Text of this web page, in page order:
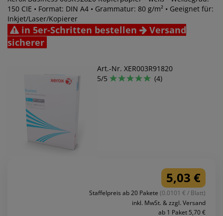
150 CIE • Format: DIN A4 • Grammatur: 80 g/m² • Geeignet für:
Inkjet/Laser/Kopierer
in 5er-Schritten bestellen
Versand
sicherer
Art.-Nr. XER003R91820
5/5
(4)
5,03 €
Staffelpreis ab 20 Pakete (0.0101 € / Blatt)
inkl. MwSt. & zzgl. Versand
ab 1 Paket 5,70 €